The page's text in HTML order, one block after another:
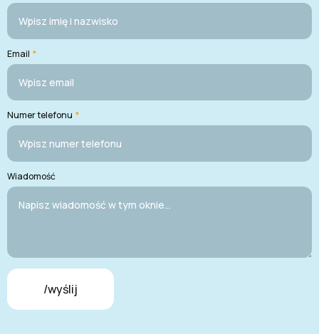
Email *
Numer telefonu *
Wiadomość
/wyślij